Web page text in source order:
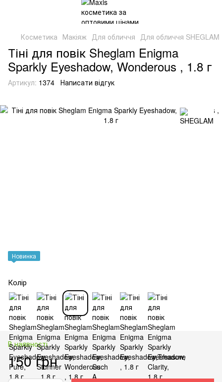
Косметика Макіяж Для обличчя Для обличчя SHEGLAM
Тіні для повік Sheglam Enigma
Sparkly Eyeshadow, Wonderous , 1.8 г
Артикул: 1374 Написати відгук
Новинка
Колір
В наявності
150 грн